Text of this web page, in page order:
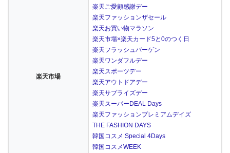
楽天市場
楽天ご愛顧感謝デー
楽天ファッションザセール
楽天お買い物マラソン
楽天市場×楽天カード5と0のつく日
楽天フラッシュバーゲン
楽天ワンダフルデー
楽天スポーツデー
楽天アウトドアデー
楽天サプライズデー
楽天スーパーDEAL Days
楽天ファッションプレミアムデイズ
THE FASHION DAYS
韓国コスメ Special 4Days
韓国コスメWEEK